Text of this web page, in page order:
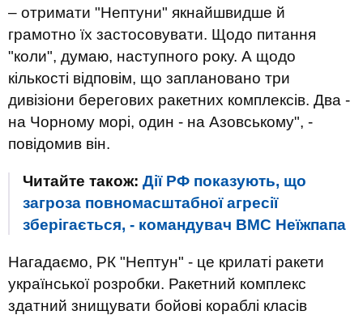
– отримати "Нептуни" якнайшвидше й
грамотно їх застосовувати. Щодо питання
"коли", думаю, наступного року. А щодо
кількості відповім, що заплановано три
дивізіони берегових ракетних комплексів. Два -
на Чорному морі, один - на Азовському", -
повідомив він.
Читайте також: Дії РФ показують, що
загроза повномасштабної агресії
зберігається, - командувач ВМС Неїжпапа
Нагадаємо, РК "Нептун" - це крилаті ракети
української розробки. Ракетний комплекс
здатний знищувати бойові кораблі класів